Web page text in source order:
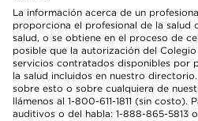
La información acerca de un
proporciona el profesional de la salud
salud, o se obtiene en el proceso de
posible que la autorización del
servicios contratados disponibles por
la salud incluidos en nuestro
sobre esto o sobre cualquiera de
llámenos al 1-800-611-1811 (sin costo).
auditivos o del habla: 1-888-865-5813